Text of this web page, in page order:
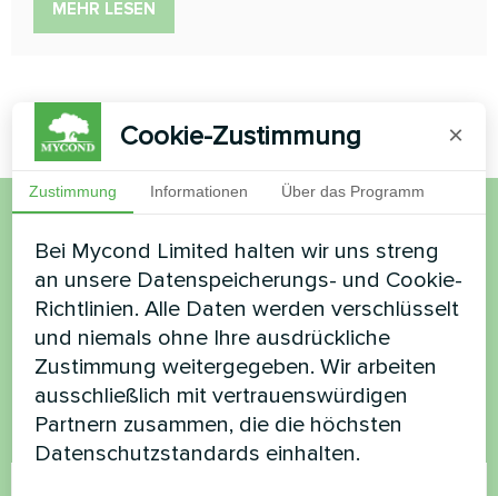
MEHR LESEN
Möchten Sie kaufen oder
haben Sie Fragen?
Kontaktieren Sie uns und wir werden Ihnen
helfen
Name
Cookie-Zustimmung ×
Zustimmung Informationen Über das Programm
Bei Mycond Limited halten wir uns streng
an unsere Datenspeicherungs- und Cookie-
Richtlinien. Alle Daten werden verschlüsselt
und niemals ohne Ihre ausdrückliche
Zustimmung weitergegeben. Wir arbeiten
ausschließlich mit vertrauenswürdigen
Partnern zusammen, die die höchsten
Datenschutzstandards einhalten.